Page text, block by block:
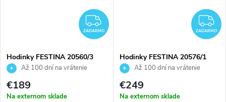
ZADARMO
ZADARMO
Hodinky FESTINA 20560/3
Až 100 dní na vrátenie
tovaru. Autorizovaný predajca.
€189
Na externom sklade
ZADARMO
Hodinky FESTINA 20576/1
Až 100 dní na vrátenie
tovaru. Autorizovaný predajca.
€249
Na externom sklade